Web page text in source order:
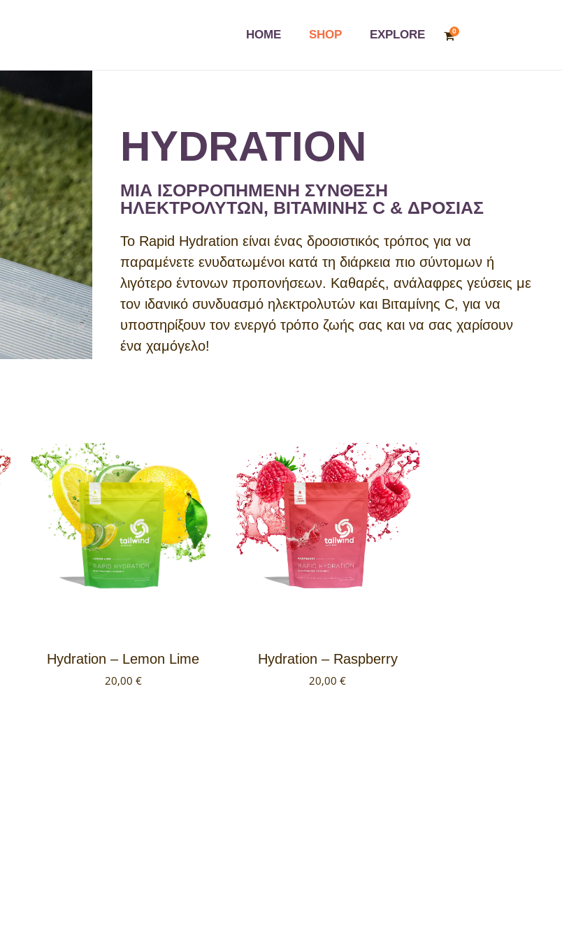
0
HOME SHOP EXPLORE
HYDRATION
ΜΙΑ ΙΣΟΡΡΟΠΗΜΕΝΗ ΣΥΝΘΕΣΗ
ΗΛΕΚΤΡΟΛΥΤΩΝ, ΒΙΤΑΜΙΝΗΣ C & ΔΡΟΣΙΑΣ
Το Rapid Hydration είναι ένας δροσιστικός τρόπος για να
παραμένετε ενυδατωμένοι κατά τη διάρκεια πιο σύντομων ή
λιγότερο έντονων προπονήσεων. Καθαρές, ανάλαφρες γεύσεις με
τον ιδανικό συνδυασμό ηλεκτρολυτών και Βιταμίνης C, για να
υποστηρίξουν τον ενεργό τρόπο ζωής σας και να σας χαρίσουν
ένα χαμόγελο!
Hydration – Lemon Lime
20,00 €
Hydration – Raspberry
20,00€